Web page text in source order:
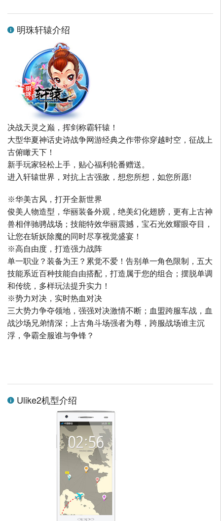
明珠轩辕介绍
决战天灵之巅，挥剑称霸轩辕！
大型华夏神话史诗战争网游经典之作带你穿越时空，征战上
古俯瞰天下！
新手玩家轻松上手，贴心福利轮番赠送。
进入轩辕世界，对抗上古强敌，想您所想，如您所愿!
※华美古风，打开全新世界
俊美人物造型，华丽装备外观，绝美幻化翅膀，更有上古神
兽相伴驰骋战场；技能特效华丽震撼，宝石光效耀眼夺目，
让您在斩妖除魔的同时尽享视觉盛宴！
※高自由度，打造强力战阵
单一职业？装备为王？累觉不爱！告别单一角色限制，五大
技能系近百种技能自由搭配，打造属于您的组合；摆脱单调
和传统，多样玩法提升实力！
※势力对决，实时热血对决
三大势力争夺领地，强强对决激情不断；血盟跨服车战，血
战沙场兄弟情深；上古角斗场强者为尊，跨服战场谁主沉
浮，争霸全服谁与争锋？
Ulike2机型介绍